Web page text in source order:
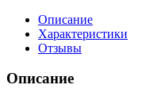
Описание
Характеристики
Отзывы
Описание